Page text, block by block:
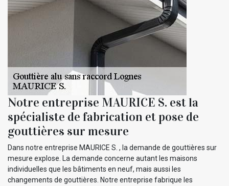
Notre entreprise MAURICE S. est la
spécialiste de fabrication et pose de
gouttières sur mesure
Dans notre entreprise MAURICE S. , la demande de gouttières sur
mesure explose. La demande concerne autant les maisons
individuelles que les bâtiments en neuf, mais aussi les
changements de gouttières. Notre entreprise fabrique les